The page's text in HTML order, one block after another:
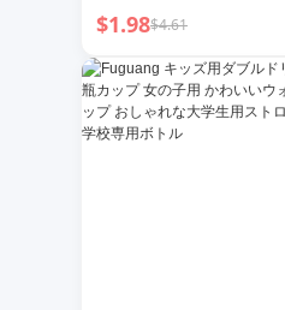
710ml 大容量
$1.98$4.61